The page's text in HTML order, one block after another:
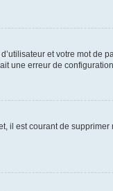
et votre mot de
une erreur de
il est courant de